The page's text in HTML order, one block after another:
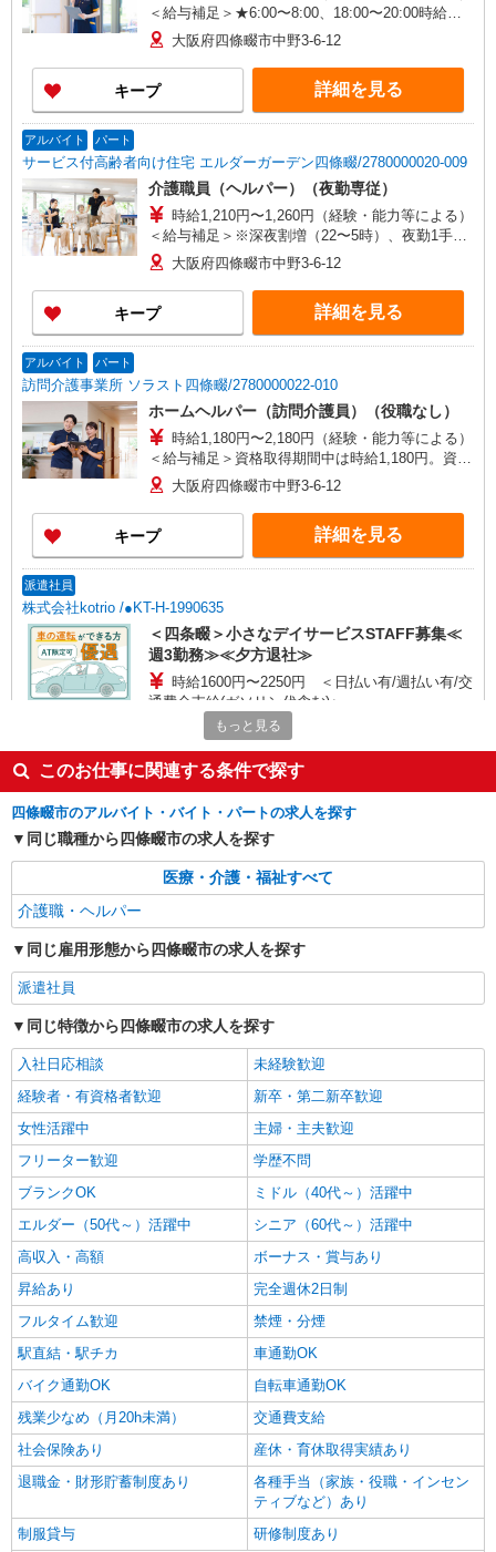
＜給与補足＞★6:00〜8:00、18:00〜20:00時給
UP！ 時給2,509円〜 ★日曜日はさらにUP！ 時給
2,640円〜
大阪府四條畷市中野3-6-12
キープ 詳細を見る
アルバイト パート
サービス付高齢者向け住宅 エルダーガーデン四條畷/2780000020-009
介護職員（ヘルパー）（夜勤専従）
時給1,210円〜1,260円（経験・能力等による）
＜給与補足＞※深夜割増（22〜5時）、夜勤1手当
（4,090円/回）
大阪府四條畷市中野3-6-12
キープ 詳細を見る
アルバイト パート
訪問介護事業所 ソラスト四條畷/2780000022-010
ホームヘルパー（訪問介護員）（役職なし）
時給1,180円〜2,180円（経験・能力等による）
＜給与補足＞資格取得期間中は時給1,180円。資格
取得後は、生活援助:時給1,780円〜/身体介護:時給
2,180円〜。7:00〜8:00・18:00〜20:00は時給UP、
日曜日は時給UP
大阪府四條畷市中野3-6-12
キープ 詳細を見る
派遣社員
株式会社kotrio /●KT-H-1990635
＜四条畷＞小さなデイサービスSTAFF募集≪
週3勤務≫≪夕方退社≫
時給1600円〜2250円 ＜日払い有/週払い有/交
通費全支給(ガソリン代含む)＞
四條畷市 交通費全額支給
キープ
正社員
サービス付高齢者向け住宅 エルダーガーデン四條畷/2780000020-026
介護職員（ヘルパー）（介護主任）
（31,810円）含む。※夜勤1回あたり6,365円（深
夜割増＋夜勤手当）
大阪府四條畷市中野3-6-12
キープ 詳細を見る
派遣社員
株式会社kotrio /●KT-H-1957196
四条畷駅★シフト柔軟で長く働きやすいシニア
向けマンション
時給1600円〜2250円 ＜日払い有/週払い有/交
通費全支給(ガソリン代含む)＞
四條畷市 交通費全額支給
キープ 詳細を見る
派遣社員
株式会社kotrio /●KT-H-2015188
四条畷駅★未経験OKの人間関係に悩まない職
場へ★サ高住スタッフ
時給1600円〜2250円 ＜日払い有/週払い有/交
通費全支給(ガソリン代含む)＞
四條畷市 交通費全額支給
キープ 詳細を見る
正社員
もっと見る
このお仕事に関連する条件で探す
四條畷市のアルバイト・バイト・パートの求人を探す
同じ職種から四條畷市の求人を探す
医療・介護・福祉すべて
介護職・ヘルパー
同じ雇用形態から四條畷市の求人を探す
派遣社員
同じ特徴から四條畷市の求人を探す
入社日応相談
未経験歓迎
経験者・有資格者歓迎
新卒・第二新卒歓迎
女性活躍中
主婦・主夫歓迎
フリーター歓迎
学歴不問
ブランクOK
ミドル（40代～）活躍中
エルダー（50代～）活躍中
シニア（60代～）活躍中
高収入・高額
ボーナス・賞与あり
昇給あり
完全週休2日制
フルタイム歓迎
禁煙・分煙
駅直結・駅チカ
車通勤OK
バイク通勤OK
自転車通勤OK
残業少なめ（月20h未満）
交通費支給
社会保険あり
産休・育休取得実績あり
退職金・財形貯蓄制度あり
各種手当（家族・役職・インセン
ティブなど）あり
制服貸与
研修制度あり